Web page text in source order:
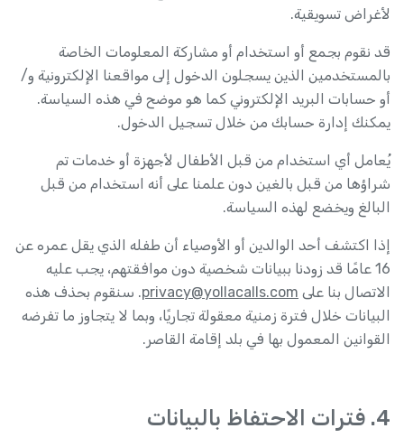
لأغراض تسويقية.
قد نقوم بجمع أو استخدام أو مشاركة المعلومات الخاصة
بالمستخدمين الذين يسجلون الدخول إلى مواقعنا الإلكترونية و/
أو حسابات البريد الإلكتروني كما هو موضح في هذه السياسة.
يمكنك إدارة حسابك من خلال تسجيل الدخول.
يُعامل أي استخدام من قبل الأطفال لأجهزة أو خدمات تم
شراؤها من قبل بالغين دون علمنا على أنه استخدام من قبل
البالغ ويخضع لهذه السياسة.
إذا اكتشف أحد الوالدين أو الأوصياء أن طفله الذي يقل عمره عن
16 عامًا قد زودنا ببيانات شخصية دون موافقتهم، يجب عليه
الاتصال بنا على privacy@yollacalls.com. سنقوم بحذف هذه
البيانات خلال فترة زمنية معقولة تجاريًا، وبما لا يتجاوز ما تفرضه
القوانين المعمول بها في بلد إقامة القاصر.
4. فترات الاحتفاظ بالبيانات